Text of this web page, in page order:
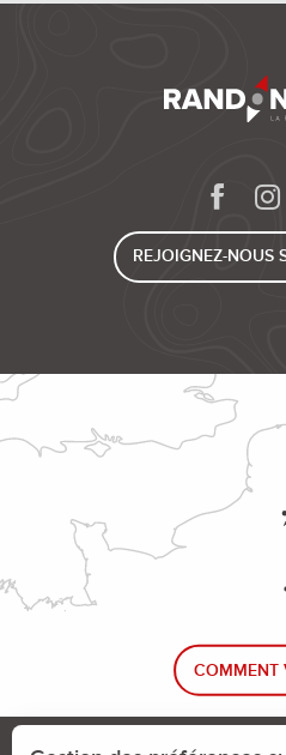
REJOIGNEZ-NOUS
COMMENT
Le blog rando !